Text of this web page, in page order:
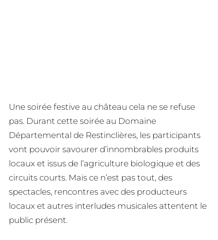
Une soirée festive au château cela ne se refuse
pas. Durant cette soirée au Domaine
Départemental de Restinclières, les participants
vont pouvoir savourer d’innombrables produits
locaux et issus de l’agriculture biologique et des
circuits courts. Mais ce n’est pas tout, des
spectacles, rencontres avec des producteurs
locaux et autres interludes musicales attentent le
public présent.